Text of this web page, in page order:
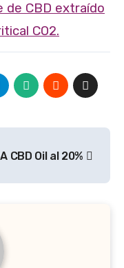
de CBD extraído
CO2.
CBD Oil al 20%